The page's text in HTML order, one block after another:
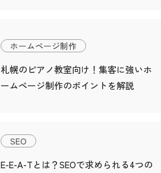
ホームページ制作
札幌のピアノ教室向け！集客に強いホ
ームページ制作のポイントを解説
SEO
E-E-A-Tとは？SEOで求められる4つの